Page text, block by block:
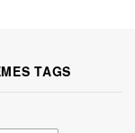
TAGS